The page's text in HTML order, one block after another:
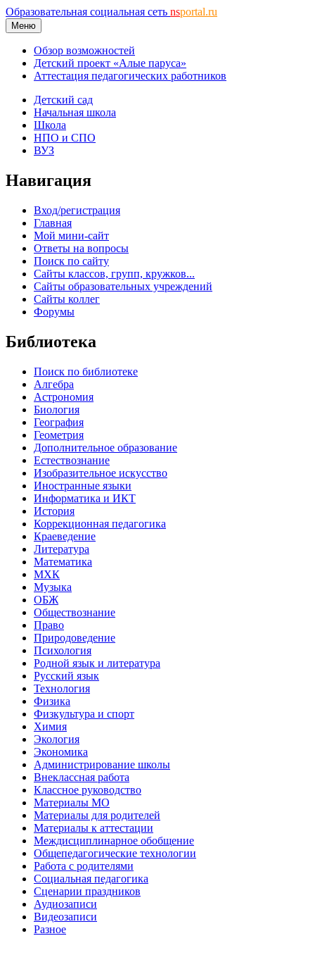
Образовательная социальная сеть nsportal.ru
Меню
Обзор возможностей
Детский проект «Алые паруса»
Аттестация педагогических работников
Детский сад
Начальная школа
Школа
НПО и СПО
ВУЗ
Навигация
Вход/регистрация
Главная
Мой мини-сайт
Ответы на вопросы
Поиск по сайту
Сайты классов, групп, кружков...
Сайты образовательных учреждений
Сайты коллег
Форумы
Библиотека
Поиск по библиотеке
Алгебра
Астрономия
Биология
География
Геометрия
Дополнительное образование
Естествознание
Изобразительное искусство
Иностранные языки
Информатика и ИКТ
История
Коррекционная педагогика
Краеведение
Литература
Математика
МХК
Музыка
ОБЖ
Обществознание
Право
Природоведение
Психология
Родной язык и литература
Русский язык
Технология
Физика
Физкультура и спорт
Химия
Экология
Экономика
Администрирование школы
Внеклассная работа
Классное руководство
Материалы МО
Материалы для родителей
Материалы к аттестации
Междисциплинарное обобщение
Общепедагогические технологии
Работа с родителями
Социальная педагогика
Сценарии праздников
Аудиозаписи
Видеозаписи
Разное